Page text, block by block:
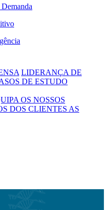
LIDERANÇA DE
DE ESTUDO
OS NOSSOS
DOS CLIENTES AS